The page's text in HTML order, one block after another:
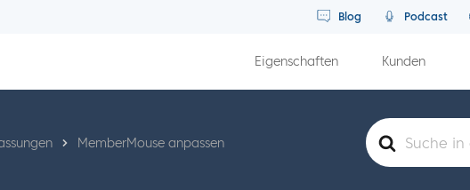
Blog Podcast
Eigenschaften Kunden
Suche
nach
MemberMouse anpassen